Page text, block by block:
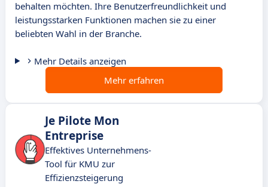
behalten möchten. Ihre Benutzerfreundlichkeit und
leistungsstarken Funktionen machen sie zu einer
beliebten Wahl in der Branche.
Mehr Details anzeigen
Mehr erfahren
Je Pilote Mon
Entreprise
Effektives Unternehmens-
Tool für KMU zur
Effizienzsteigerung